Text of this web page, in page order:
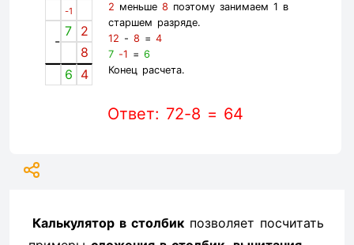
-1
-
7 2
8
6 4
2 меньше 8 поэтому занимаем 1 в
старшем разряде.
12 - 8 = 4
7 -1 = 6
Конец расчета.
Ответ: 72-8 = 64
Калькулятор в столбик позволяет посчитать